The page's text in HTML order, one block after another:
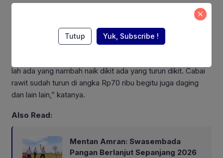
ada keanehan-keanehan, misalnya, minyak
tinggi dan seterusnya. Tapi minyak yang ada disini sesuai
malah lebih rendah dari HET. Saya berharap harganya
lah ada yang nambah naik dikit ada yang turun dikit. Cabai
rawit sudah turun di angka Rp70 ribu begitu juga daging
dan lain lain,” katanya.
Also Read:
Mentan Amran: Swasembada
Pangan Berlanjut Sepanjang 2026
Tutup Yuk, Subscribe !